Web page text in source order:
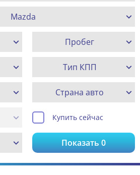
Mazda
Пробег
Тип КПП
Страна авто
Купить сейчас
Показать0